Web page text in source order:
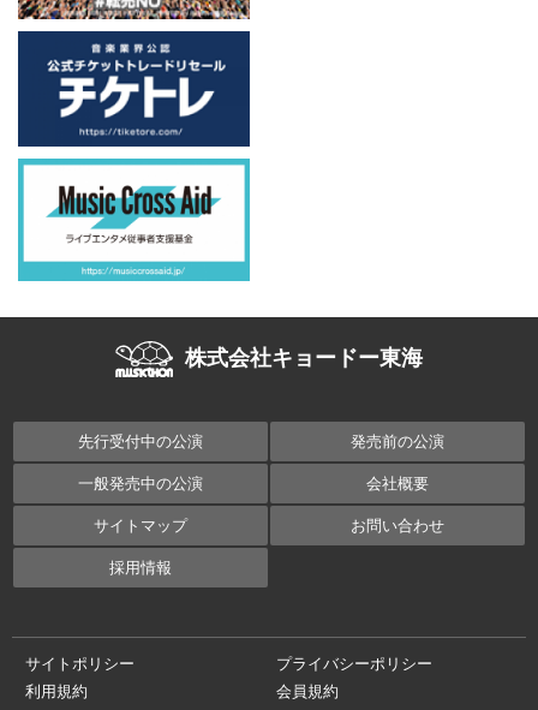
株式会社キョードー東海
先行受付中の公演 発売前の公演
一般発売中の公演 会社概要
サイトマップ お問い合わせ
採用情報
サイトポリシー
プライバシーポリシー
利用規約
会員規約